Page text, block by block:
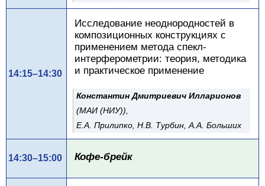
14:15–14:30
Исследование неоднородностей в
композиционных конструкциях с
применением метода спекл-
интерферометрии: теория, методика
и практическое применение
Константин Дмитриевич Илларионов
(МАИ (НИУ)),
Е.А. Прилипко, Н.В. Турбин, А.А. Больших
14:30–15:00 Кофе-брейк